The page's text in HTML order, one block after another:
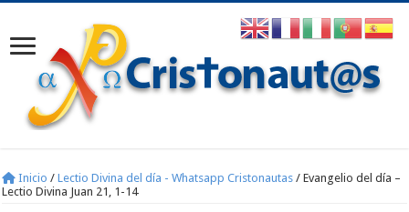
Inicio / Lectio Divina del día - Whatsapp Cristonautas / Evangelio del día –
Lectio Divina Juan 21, 1-14